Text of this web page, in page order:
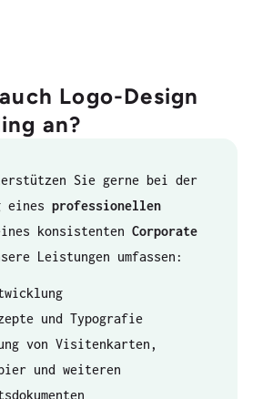
Logo-Design
an?
Sie gerne bei der
eines professionellen
konsistenten Corporate
Leistungen umfassen:
und Typografie
von Visitenkarten,
und weiteren